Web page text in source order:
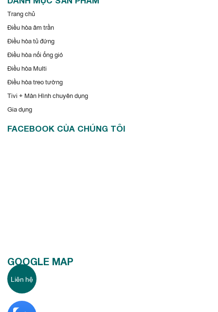
Trang chủ
Điều hòa âm trần
Điều hòa tủ đứng
Điều hòa nối ống gió
Điều hòa Multi
Điều hòa treo tường
Tivi + Màn Hình chuyên dụng
Gia dụng
FACEBOOK CỦA CHÚNG TÔI
GOOGLE MAP
Liên hệ